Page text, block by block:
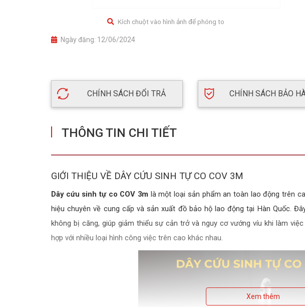
Kích chuột vào hình ảnh để phóng to
Ngày đăng: 12/06/2024
CHÍNH SÁCH ĐỔI TRẢ CHÍNH SÁCH BẢO
THÔNG TIN CHI TIẾT
GIỚI THIỆU VỀ DÂY CỨU SINH TỰ CO COV 3M
Dây cứu sinh tự co COV 3m là một loại sản phẩm an toàn lao động trên
hiệu chuyên về cung cấp và sản xuất đồ bảo hộ lao động tại Hàn Quốc.
không bị căng, giúp giảm thiểu sự cản trở và nguy cơ vướng víu khi làm
hợp với nhiều loại hình công việc trên cao khác nhau.
Xem thêm